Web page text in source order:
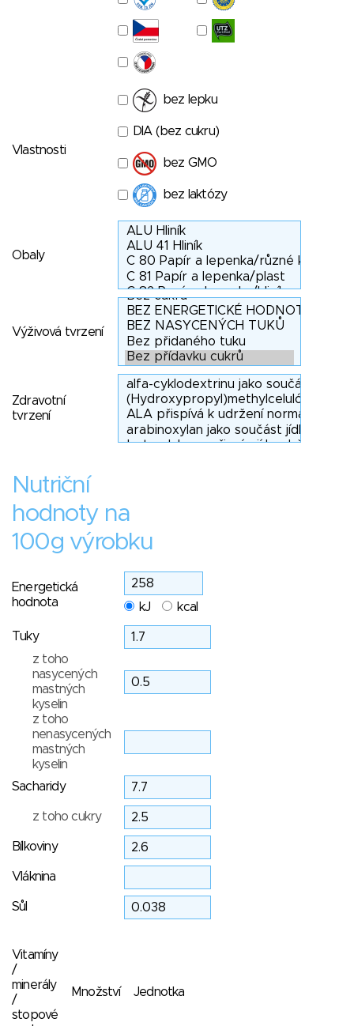
Vlastnosti
bez lepku
DIA (bez cukru)
bez GMO
bez laktózy
Obaly
Výživová tvrzení
Zdravotní
tvrzení
Nutriční
hodnoty na
100g výrobku
Energetická
hodnota
kJ kcal
Tuky
z toho
nasycených
mastných
kyselin
z toho
nenasycených
mastných
kyselin
Sacharidy
z toho cukry
Bílkoviny
Vláknina
Sůl
Vitamíny
/
minerály
/
stopové
Množství Jednotka